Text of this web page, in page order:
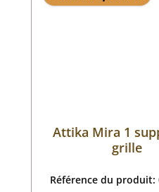
Attika Mira 1
grille
Référence du produit: